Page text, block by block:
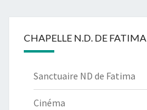
CHAPELLE N.D. DE FATIMA
Sanctuaire ND de Fatima
Cinéma